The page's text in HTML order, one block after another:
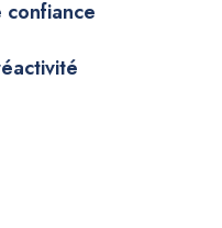
confiance